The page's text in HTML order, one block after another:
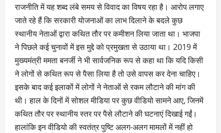
राजनीति में यह शब्द लंबे समय से विवाद का विषय रहा है। आरोप लगाए
जाते रहे हैं कि सरकारी योजनाओं का लाभ दिलाने के बदले कुछ
स्थानीय नेताओं द्वारा कथित तौर पर कमीशन लिया जाता था। भाजपा
ने पिछले कई चुनावों में इस मुद्दे को प्रमुखता से उठाया था। 2019 में
मुख्यमंत्री ममता बनर्जी ने भी सार्वजनिक रूप से कहा था कि यदि किसी
ने लोगों से कथित रूप से पैसा लिया है तो उसे वापस कर देना चाहिए।
इसके बाद कई इलाकों में लोगों ने नेताओं से रकम लौटाने की मांग की
थी। हाल के दिनों में सोशल मीडिया पर कुछ वीडियो सामने आए, जिनमें
कथित तौर पर स्थानीय स्तर पर पैसे लौटाने की घटनाएं दिखाई गईं।
हालांकि इन वीडियो की स्वतंत्र पुष्टि अलग-अलग मामलों में नहीं हो